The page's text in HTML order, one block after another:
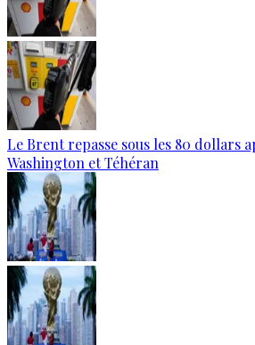
Le Brent repasse sous les 80 dollars
Washington et Téhéran